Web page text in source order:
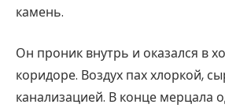
камень.
Он проник внутрь и оказался в
коридоре. Воздух пах хлоркой,
канализацией. В конце мерцала